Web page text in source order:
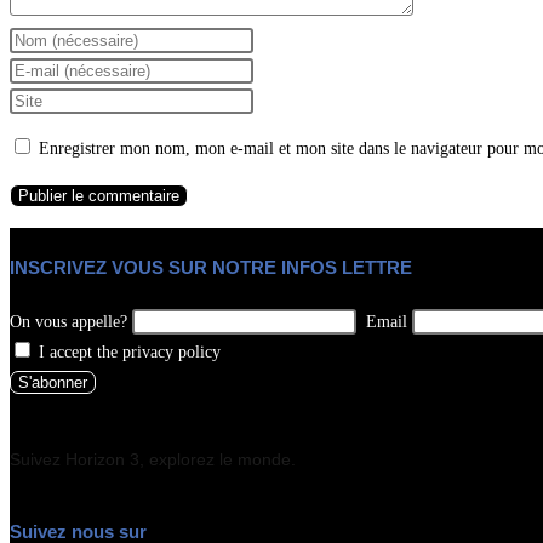
Enregistrer mon nom, mon e-mail et mon site dans le navigateur pour
INSCRIVEZ VOUS SUR NOTRE INFOS LETTRE
On vous appelle?
Email
I accept the privacy policy
Suivez Horizon 3, explorez le monde.
Suivez nous sur